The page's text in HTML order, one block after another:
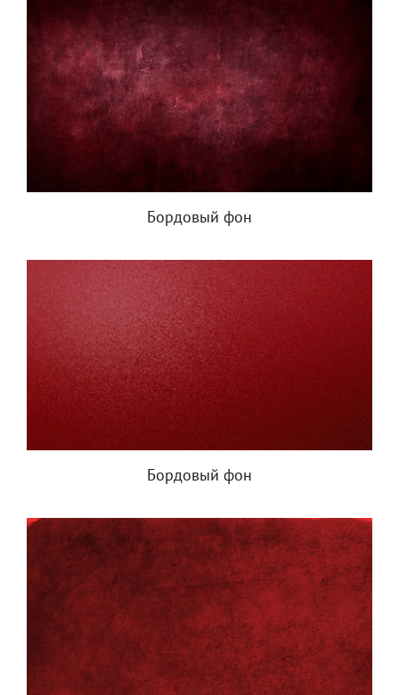
Бордовый фон
Бордовый фон